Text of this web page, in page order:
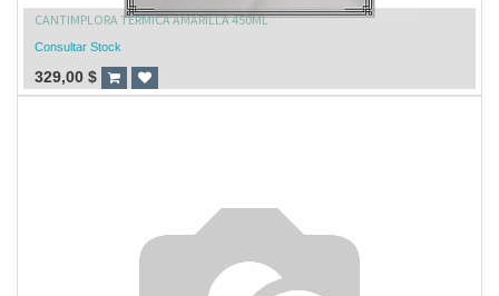
CANTIMPLORA TERMICA AMARILLA 450ML
Consultar Stock
329,00 $